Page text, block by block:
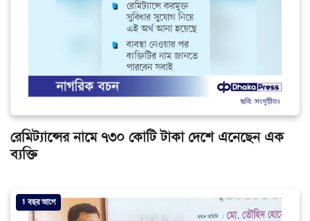
রেমিট্যান্সের নামে ৭৩০ কোটি টাকা দেশে এনেছেন এক
ব্যক্তি
1 বছর আগে